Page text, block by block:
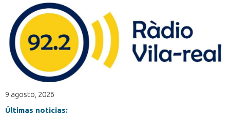
9 agosto, 2026
Últimas noticias: